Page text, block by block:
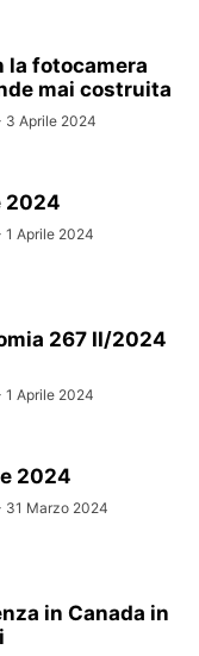
la fotocamera
mai costruita
3 Aprile 2024
2024
1 Aprile 2024
267 II/2024
1 Aprile 2024
2024
31 Marzo 2024
in Canada in